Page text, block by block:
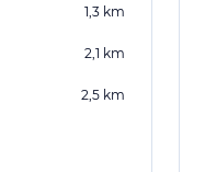
1,3 km
2,1 km
2,5 km